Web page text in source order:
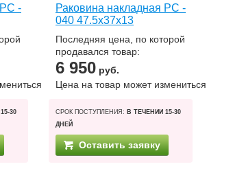
РС -
30
Раковина накладная РС -
040 47.5х37х13
Последняя цена, по которой
продавался товар:
6 950 руб.
Цена на товар может измениться
СРОК ПОСТУПЛЕНИЯ: В ТЕЧЕНИИ 15-30
ДНЕЙ
Оставить заявку